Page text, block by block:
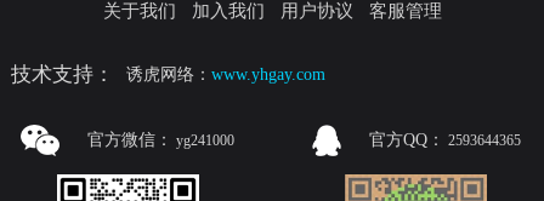
关于我们 加入我们 用户协议 客服管理
技术支持： 诱虎网络：www.yhgay.com
官方微信： yg241000 官方QQ： 2593644365